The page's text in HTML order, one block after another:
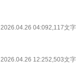
2026.04.26 04:092,117文字
2026.04.26 12:252,503文字